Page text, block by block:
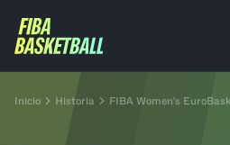
Inicio Historia FIBA Women's